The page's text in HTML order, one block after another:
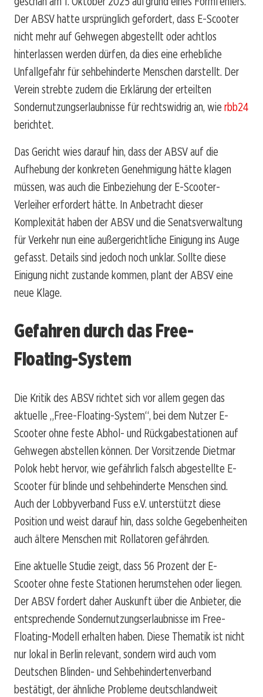
Der ABSV hatte ursprünglich gefordert, dass E-Scooter
nicht mehr auf Gehwegen abgestellt oder achtlos
hinterlassen werden dürfen, da dies eine erhebliche
Unfallgefahr für sehbehinderte Menschen darstellt. Der
Verein strebte zudem die Erklärung der erteilten
Sondernutzungserlaubnisse für rechtswidrig an, wie rbb24
berichtet.
Das Gericht wies darauf hin, dass der ABSV auf die
Aufhebung der konkreten Genehmigung hätte klagen
müssen, was auch die Einbeziehung der E-Scooter-
Verleiher erfordert hätte. In Anbetracht dieser
Komplexität haben der ABSV und die Senatsverwaltung
für Verkehr nun eine außergerichtliche Einigung ins Auge
gefasst. Details sind jedoch noch unklar. Sollte diese
Einigung nicht zustande kommen, plant der ABSV eine
neue Klage.
Gefahren durch das Free-
Floating-System
Die Kritik des ABSV richtet sich vor allem gegen das
aktuelle „Free-Floating-System“, bei dem Nutzer E-
Scooter ohne feste Abhol- und Rückgabestationen auf
Gehwegen abstellen können. Der Vorsitzende Dietmar
Polok hebt hervor, wie gefährlich falsch abgestellte E-
Scooter für blinde und sehbehinderte Menschen sind.
Auch der Lobbyverband Fuss e.V. unterstützt diese
Position und weist darauf hin, dass solche Gegebenheiten
auch ältere Menschen mit Rollatoren gefährden.
Eine aktuelle Studie zeigt, dass 56 Prozent der E-
Scooter ohne feste Stationen herumstehen oder liegen.
Der ABSV fordert daher Auskunft über die Anbieter, die
entsprechende Sondernutzungserlaubnisse im Free-
Floating-Modell erhalten haben. Diese Thematik ist nicht
nur lokal in Berlin relevant, sondern wird auch vom
Deutschen Blinden- und Sehbehindertenverband
bestätigt, der ähnliche Probleme deutschlandweit